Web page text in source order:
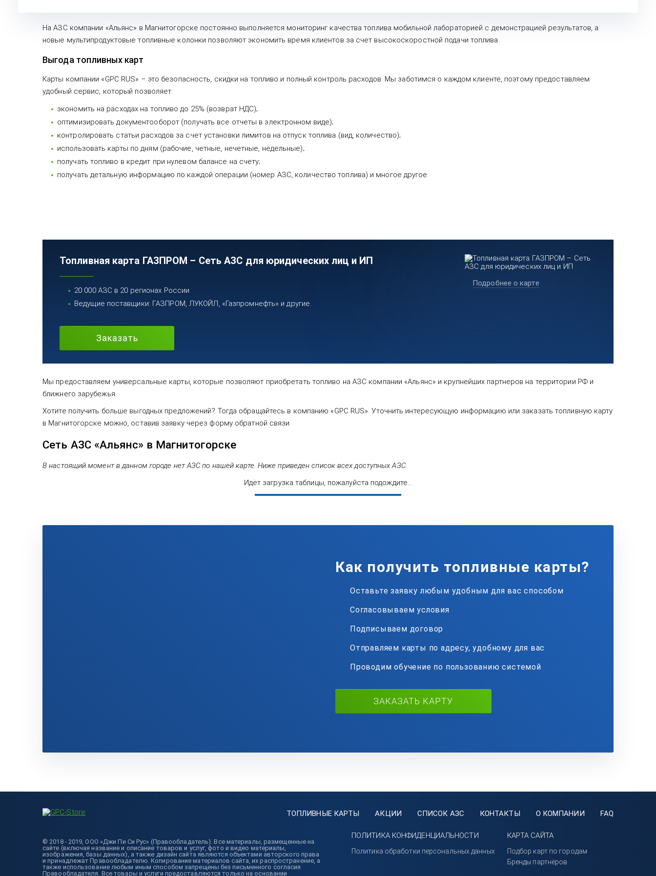
На АЗС компании «Альянс» в Магнитогорске постоянно выполняется мониторинг качества топлива мобильной лабораторией с демонстрацией результатов, а
новые мультипродуктовые топливные колонки позволяют экономить время клиентов за счет высокоскоростной подачи топлива.
Выгода топливных карт
Карты компании «GPC RUS» – это безопасность, скидки на топливо и полный контроль расходов. Мы заботимся о каждом клиенте, поэтому предоставляем
удобный сервис, который позволяет:
экономить на расходах на топливо до 25% (возврат НДС);
оптимизировать документооборот (получать все отчеты в электронном виде);
контролировать статьи расходов за счет установки лимитов на отпуск топлива (вид, количество);
использовать карты по дням (рабочие, четные, нечетные, недельные);
получать топливо в кредит при нулевом балансе на счету;
получать детальную информацию по каждой операции (номер АЗС, количество топлива) и многое другое.
Топливная карта ГАЗПРОМ – Сеть АЗС для юридических лиц и ИП
20 000 АЗС в 20 регионах России
Ведущие поставщики: ГАЗПРОМ, ЛУКОЙЛ, «Газпромнефть» и другие.
Заказать
Подробнее о карте
Мы предоставляем универсальные карты, которые позволяют приобретать топливо на АЗС компании «Альянс» и крупнейших партнеров на территории РФ и
ближнего зарубежья.
Хотите получить больше выгодных предложений? Тогда обращайтесь в компанию «GPC RUS». Уточнить интересующую информацию или заказать топливную карту
в Магнитогорске можно, оставив заявку через форму обратной связи.
Сеть АЗС «Альянс» в Магнитогорске
В настоящий момент в данном городе нет АЗС по нашей карте. Ниже приведен список всех доступных АЗС.
Идёт загрузка таблицы, пожалуйста подождите...
Как получить топливные карты?
Оставьте заявку любым удобным для вас способом
Согласовываем условия
Подписываем договор
Отправляем карты по адресу, удобному для вас
Проводим обучение по пользованию системой
ЗАКАЗАТЬ КАРТУ
ТОПЛИВНЫЕ КАРТЫ АКЦИИ СПИСОК АЗС КОНТАКТЫ О КОМПАНИИ FAQ
© 2018 - 2019, ООО «Джи Пи Си Рус» (Правообладатель). Все материалы, размещенные на
сайте (включая название и описание товаров и услуг, фото и видео материалы,
изображения, базы данных), а также дизайн сайта являются объектами авторского права
и принадлежат Правообладателю. Копирование материалов сайта, их распространение, а
также использование любым иным способом запрещены без письменного согласия
Правообладателя. Все товары и услуги предоставляются только на основании
ПОЛИТИКА КОНФИДЕНЦИАЛЬНОСТИ
Политика обработки персональных данных
КАРТА САЙТА
Подбор карт по городам
Бренды партнёров